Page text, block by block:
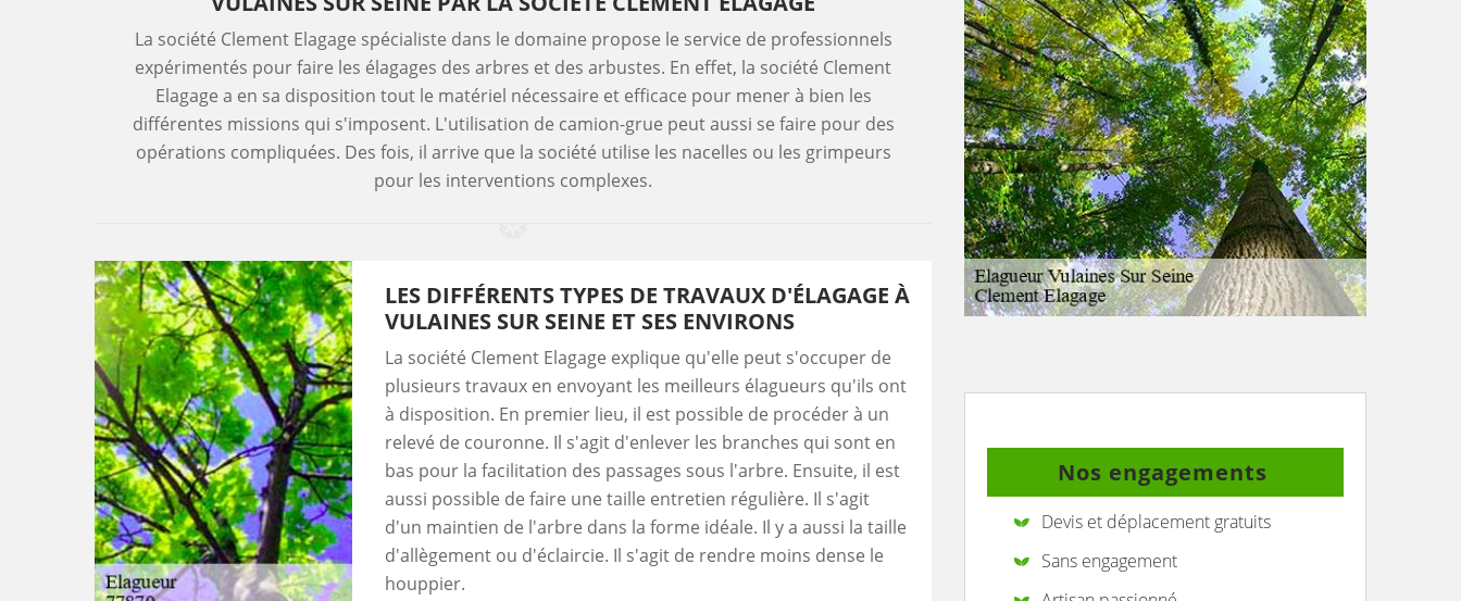
La société Clement Elagage spécialiste dans le domaine propose le service de professionnels
expérimentés pour faire les élagages des arbres et des arbustes. En effet, la société Clement
Elagage a en sa disposition tout le matériel nécessaire et efficace pour mener à bien les
différentes missions qui s'imposent. L'utilisation de camion-grue peut aussi se faire pour des
opérations compliquées. Des fois, il arrive que la société utilise les nacelles ou les grimpeurs
pour les interventions complexes.
LES DIFFÉRENTS TYPES DE TRAVAUX D'ÉLAGAGE À
VULAINES SUR SEINE ET SES ENVIRONS
La société Clement Elagage explique qu'elle peut s'occuper de
plusieurs travaux en envoyant les meilleurs élagueurs qu'ils ont
à disposition. En premier lieu, il est possible de procéder à un
relevé de couronne. Il s'agit d'enlever les branches qui sont en
bas pour la facilitation des passages sous l'arbre. Ensuite, il est
aussi possible de faire une taille entretien régulière. Il s'agit
d'un maintien de l'arbre dans la forme idéale. Il y a aussi la taille
d'allègement ou d'éclaircie. Il s'agit de rendre moins dense le
houppier.
Nos engagements
Devis et déplacement gratuits
Sans engagement